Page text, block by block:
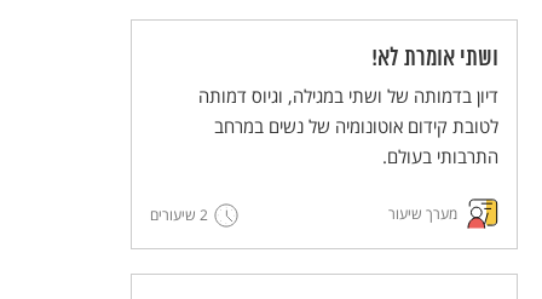
ושתי אומרת לא!
דיון בדמותה של ושתי במגילה, וגיוס דמותה
לטובת קידום אוטונומיה של נשים במרחב
התרבותי בעולם.
מערך שיעור 2 שיעורים